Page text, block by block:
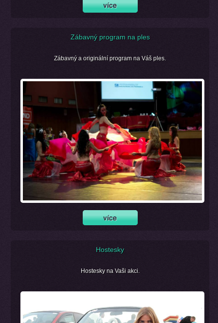
Zábavný program na ples
Zábavný a originální program na Váš ples.
Hostesky
Hostesky na Vaši akci.